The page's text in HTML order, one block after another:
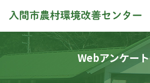
Webアンケート